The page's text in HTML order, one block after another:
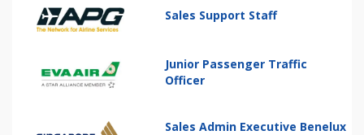
Sales Support Staff
Junior Passenger Traffic
Officer
Sales Admin Executive Benelux